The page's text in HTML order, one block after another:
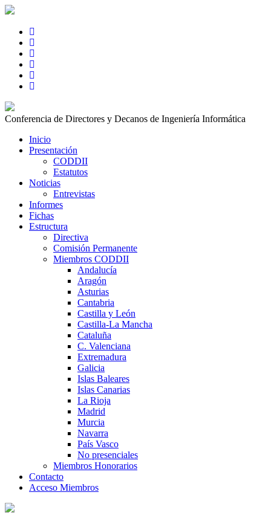
Conferencia de Directores y Decanos de Ingeniería Informática
Inicio
Presentación
CODDII
Estatutos
Noticias
Entrevistas
Informes
Fichas
Estructura
Directiva
Comisión Permanente
Miembros CODDII
Andalucía
Aragón
Asturias
Cantabria
Castilla y León
Castilla-La Mancha
Cataluña
C. Valenciana
Extremadura
Galicia
Islas Baleares
Islas Canarias
La Rioja
Madrid
Murcia
Navarra
País Vasco
No presenciales
Miembros Honorarios
Contacto
Acceso Miembros